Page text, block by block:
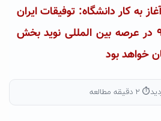
به کار دانشگاه: توفیقات ایران
اسلامی در بهار سال ۹۴ در عرصه بین المللی‏ نوید بخش
خواهد بود
⏱ ۲ دقیقه مطالعه